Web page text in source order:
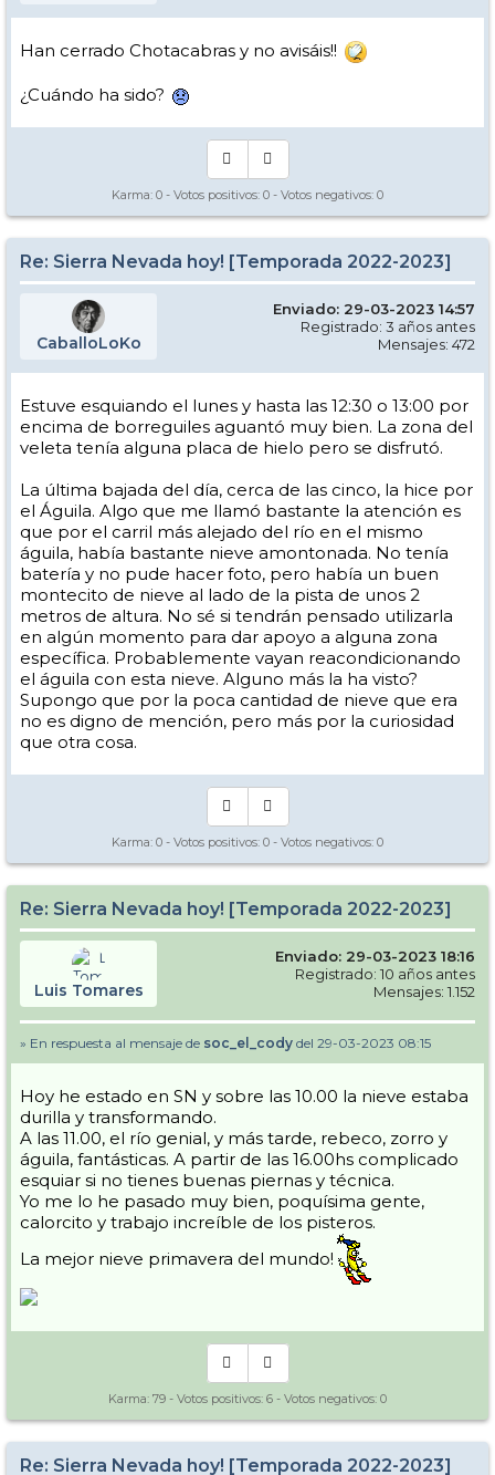
Han cerrado Chotacabras y no avisáis!!
¿Cuándo ha sido?
Karma: 0 - Votos positivos: 0 - Votos negativos: 0
Re: Sierra Nevada hoy! [Temporada 2022-2023]
CaballoLoKo
Enviado: 29-03-2023 14:57
Registrado: 3 años antes
Mensajes: 472
Estuve esquiando el lunes y hasta las 12:30 o 13:00 por
encima de borreguiles aguantó muy bien. La zona del
veleta tenía alguna placa de hielo pero se disfrutó.
La última bajada del día, cerca de las cinco, la hice por
el Águila. Algo que me llamó bastante la atención es
que por el carril más alejado del río en el mismo
águila, había bastante nieve amontonada. No tenía
batería y no pude hacer foto, pero había un buen
montecito de nieve al lado de la pista de unos 2
metros de altura. No sé si tendrán pensado utilizarla
en algún momento para dar apoyo a alguna zona
específica. Probablemente vayan reacondicionando
el águila con esta nieve. Alguno más la ha visto?
Supongo que por la poca cantidad de nieve que era
no es digno de mención, pero más por la curiosidad
que otra cosa.
Karma: 0 - Votos positivos: 0 - Votos negativos: 0
Re: Sierra Nevada hoy! [Temporada 2022-2023]
Luis Tomares
Enviado: 29-03-2023 18:16
Registrado: 10 años antes
Mensajes: 1.152
» En respuesta al mensaje de soc_el_cody del 29-03-2023 08:15
Hoy he estado en SN y sobre las 10.00 la nieve estaba
durilla y transformando.
A las 11.00, el río genial, y más tarde, rebeco, zorro y
águila, fantásticas. A partir de las 16.00hs complicado
esquiar si no tienes buenas piernas y técnica.
Yo me lo he pasado muy bien, poquísima gente,
calorcito y trabajo increíble de los pisteros.
La mejor nieve primavera del mundo!
Karma: 79 - Votos positivos: 6 - Votos negativos: 0
Re: Sierra Nevada hoy! [Temporada 2022-2023]